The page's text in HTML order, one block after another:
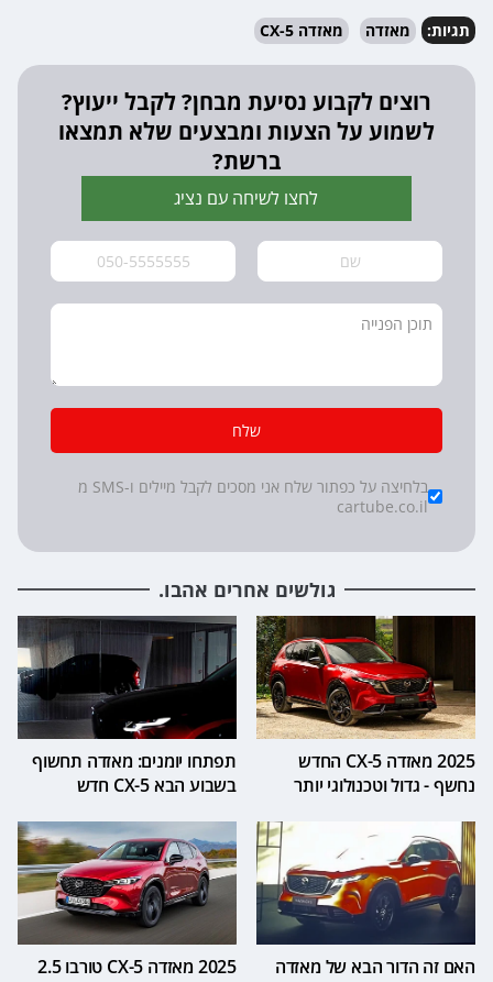
תגיות: מאזדה מאזדה CX-5
רוצים לקבוע נסיעת מבחן? לקבל ייעוץ?
לשמוע על הצעות ומבצעים שלא תמצאו
ברשת?
לחצו לשיחה עם נציג
שלח
Checkboxes
*
בלחיצה על כפתור שלח אני מסכים לקבל מיילים ו-SMS מ
cartube.co.il
גולשים אחרים אהבו.
2025 מאזדה CX-5 החדש
נחשף - גדול וטכנולוגי יותר
תפתחו יומנים: מאזדה תחשוף
בשבוע הבא CX-5 חדש
האם זה הדור הבא של מאזדה
2025 מאזדה CX-5 טורבו 2.5